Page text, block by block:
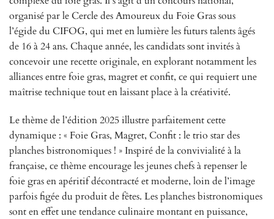
organisé par le Cercle des Amoureux du Foie Gras sous
l’égide du CIFOG, qui met en lumière les futurs talents âgés
de 16 à 24 ans. Chaque année, les candidats sont invités à
concevoir une recette originale, en explorant notamment les
alliances entre foie gras, magret et confit, ce qui requiert une
maîtrise technique tout en laissant place à la créativité.
Le thème de l’édition 2025 illustre parfaitement cette
dynamique : « Foie Gras, Magret, Confit : le trio star des
planches bistronomiques ! » Inspiré de la convivialité à la
française, ce thème encourage les jeunes chefs à repenser le
foie gras en apéritif décontracté et moderne, loin de l’image
parfois figée du produit de fêtes. Les planches bistronomiques
sont en effet une tendance culinaire montant en puissance,